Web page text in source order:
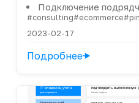
Подключение
#consulting#ecommerce
2023-02-17
Подробнее